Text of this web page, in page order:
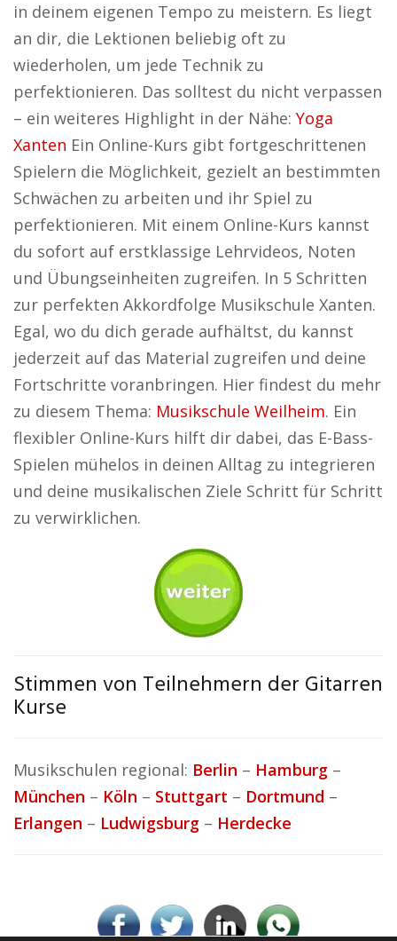
in deinem eigenen Tempo zu meistern. Es liegt
an dir, die Lektionen beliebig oft zu
wiederholen, um jede Technik zu
perfektionieren. Das solltest du nicht verpassen
– ein weiteres Highlight in der Nähe: Yoga
Xanten Ein Online-Kurs gibt fortgeschrittenen
Spielern die Möglichkeit, gezielt an bestimmten
Schwächen zu arbeiten und ihr Spiel zu
perfektionieren. Mit einem Online-Kurs kannst
du sofort auf erstklassige Lehrvideos, Noten
und Übungseinheiten zugreifen. In 5 Schritten
zur perfekten Akkordfolge Musikschule Xanten.
Egal, wo du dich gerade aufhältst, du kannst
jederzeit auf das Material zugreifen und deine
Fortschritte voranbringen. Hier findest du mehr
zu diesem Thema: Musikschule Weilheim. Ein
flexibler Online-Kurs hilft dir dabei, das E-Bass-
Spielen mühelos in deinen Alltag zu integrieren
und deine musikalischen Ziele Schritt für Schritt
zu verwirklichen.
Stimmen von Teilnehmern der Gitarren
Kurse
Musikschulen regional: Berlin – Hamburg –
München – Köln – Stuttgart – Dortmund –
Erlangen – Ludwigsburg – Herdecke